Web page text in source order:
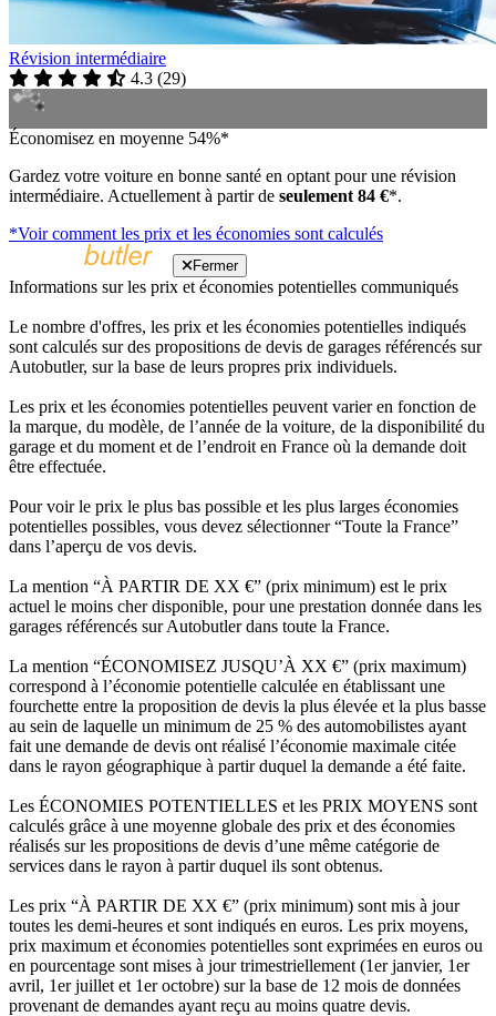
Révision intermédiaire
4.3 (29)
Économisez en moyenne 54%*
Gardez votre voiture en bonne santé en optant pour une révision
intermédiaire. Actuellement à partir de seulement 84 €*.
*Voir comment les prix et les économies sont calculés
Fermer
Informations sur les prix et économies potentielles communiqués
Le nombre d'offres, les prix et les économies potentielles indiqués
sont calculés sur des propositions de devis de garages référencés sur
Autobutler, sur la base de leurs propres prix individuels.
Les prix et les économies potentielles peuvent varier en fonction de
la marque, du modèle, de l’année de la voiture, de la disponibilité du
garage et du moment et de l’endroit en France où la demande doit
être effectuée.
Pour voir le prix le plus bas possible et les plus larges économies
potentielles possibles, vous devez sélectionner “Toute la France”
dans l’aperçu de vos devis.
La mention “À PARTIR DE XX €” (prix minimum) est le prix
actuel le moins cher disponible, pour une prestation donnée dans les
garages référencés sur Autobutler dans toute la France.
La mention “ÉCONOMISEZ JUSQU’À XX €” (prix maximum)
correspond à l’économie potentielle calculée en établissant une
fourchette entre la proposition de devis la plus élevée et la plus basse
au sein de laquelle un minimum de 25 % des automobilistes ayant
fait une demande de devis ont réalisé l’économie maximale citée
dans le rayon géographique à partir duquel la demande a été faite.
Les ÉCONOMIES POTENTIELLES et les PRIX MOYENS sont
calculés grâce à une moyenne globale des prix et des économies
réalisés sur les propositions de devis d’une même catégorie de
services dans le rayon à partir duquel ils sont obtenus.
Les prix “À PARTIR DE XX €” (prix minimum) sont mis à jour
toutes les demi-heures et sont indiqués en euros. Les prix moyens,
prix maximum et économies potentielles sont exprimées en euros ou
en pourcentage sont mises à jour trimestriellement (1er janvier, 1er
avril, 1er juillet et 1er octobre) sur la base de 12 mois de données
provenant de demandes ayant reçu au moins quatre devis.